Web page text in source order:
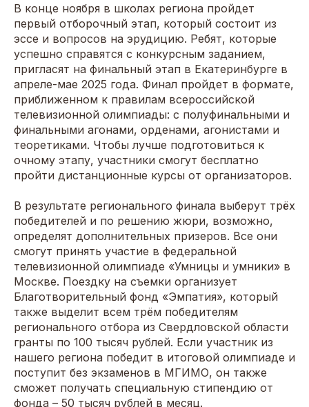
В конце ноября в школах региона пройдет
первый отборочный этап, который состоит из
эссе и вопросов на эрудицию. Ребят, которые
успешно справятся с конкурсным заданием,
пригласят на финальный этап в Екатеринбурге в
апреле-мае 2025 года. Финал пройдет в формате,
приближенном к правилам всероссийской
телевизионной олимпиады: с полуфинальными и
финальными агонами, орденами, агонистами и
теоретиками. Чтобы лучше подготовиться к
очному этапу, участники смогут бесплатно
пройти дистанционные курсы от организаторов.
В результате регионального финала выберут трёх
победителей и по решению жюри, возможно,
определят дополнительных призеров. Все они
смогут принять участие в федеральной
телевизионной олимпиаде «Умницы и умники» в
Москве. Поездку на съемки организует
Благотворительный фонд «Эмпатия», который
также выделит всем трём победителям
регионального отбора из Свердловской области
гранты по 100 тысяч рублей. Если участник из
нашего региона победит в итоговой олимпиаде и
поступит без экзаменов в МГИМО, он также
сможет получать специальную стипендию от
фонда – 50 тысяч рублей в месяц.